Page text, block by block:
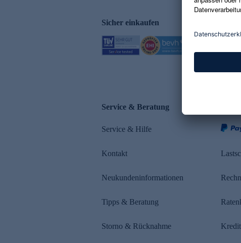
Sicher einkaufen
Service & Beratung
Service & Hilfe
Kontakt
Neukundeninformationen
Tipps & Beratung
Storno & Rücknahme